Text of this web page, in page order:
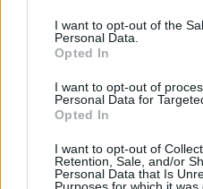
I want to opt-out of the
Personal Data.
Opted In
I want to opt-out of
Personal Data for
Opted In
I want to opt-out of
Retention, Sale, and/or
Personal Data that Is
Purposes for which it was
кривично дело и
кривичниот закон,
тетовиран и оди во
претставува
се грижам за Црна Гора
© Vecer.mk, правата за